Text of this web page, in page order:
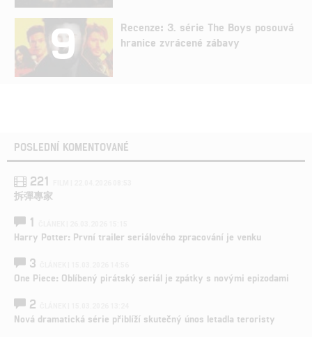
9
Recenze: 3. série The Boys posouvá
hranice zvrácené zábavy
POSLEDNÍ KOMENTOVANÉ
221
拆彈專家
1
Harry Potter: První trailer seriálového zpracování je venku
3
One Piece: Oblíbený pirátský seriál je zpátky s novými epizodami
2
Nová dramatická série přiblíží skutečný únos letadla teroristy